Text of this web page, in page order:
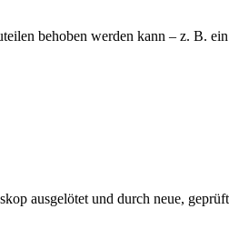
behoben werden kann – z. B.
ausgelötet und durch neue,